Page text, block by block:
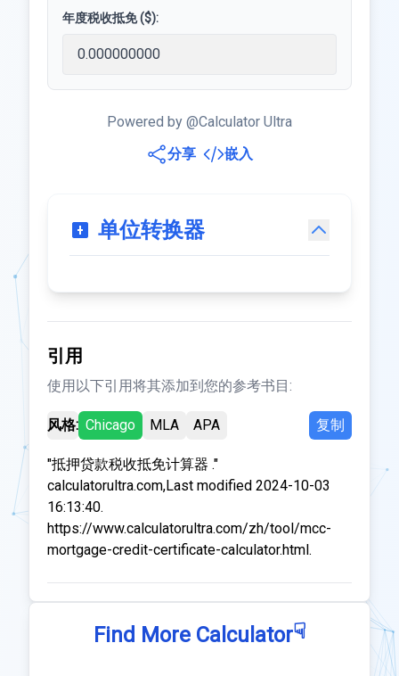
年度税收抵免 ($):
Powered by @Calculator Ultra
分享
嵌入
单位转换器
引用
使用以下引用将其添加到您的参考书目:
风格: Chicago MLA APA 复制
"抵押贷款税收抵免计算器 ."
calculatorultra.com,Last modified 2024-10-03
16:13:40.
https://www.calculatorultra.com/zh/tool/mcc-
mortgage-credit-certificate-calculator.html.
Find More Calculator☟